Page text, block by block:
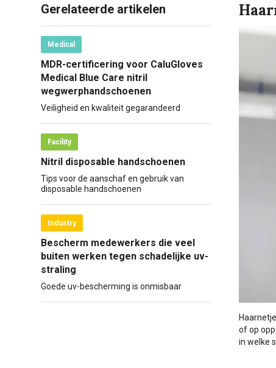
of op
in welke
Gerelateerde artikelen
Medical
MDR-certificering voor CaluGloves
Medical Blue Care nitril
wegwerphandschoenen
Veiligheid en kwaliteit gegarandeerd
Facility
Nitril disposable handschoenen
Tips voor de aanschaf en gebruik van
disposable handschoenen
Industry
Bescherm medewerkers die veel
buiten werken tegen schadelijke uv-
straling
Goede uv-bescherming is onmisbaar